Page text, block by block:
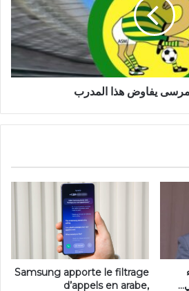
يفاوض هذا المدرب
Samsung apporte le filtrage
d’appels en arabe,